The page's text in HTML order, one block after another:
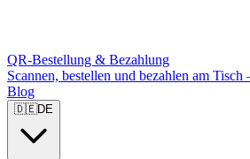
QR-Bestellung & Bezahlung
Scannen, bestellen und bezahlen am
Blog
🇩🇪DE